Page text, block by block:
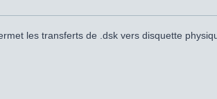
les transferts de .dsk vers disquette